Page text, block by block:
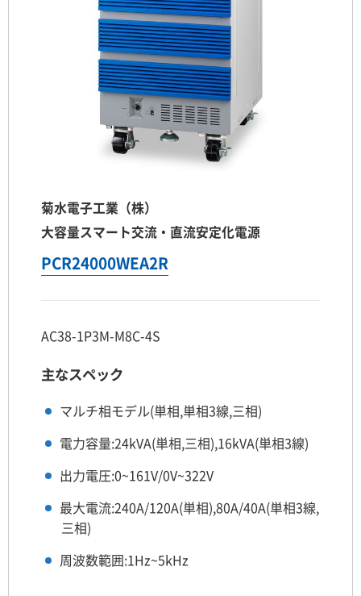
菊水電子工業（株）
大容量スマート交流・直流安定化電源
PCR24000WEA2R
AC38-1P3M-M8C-4S
主なスペック
マルチ相モデル(単相,単相3線,三相)
電力容量:24kVA(単相,三相),16kVA(単相3線)
出力電圧:0~161V/0V~322V
最大電流:240A/120A(単相),80A/40A(単相3線,
三相)
周波数範囲:1Hz~5kHz